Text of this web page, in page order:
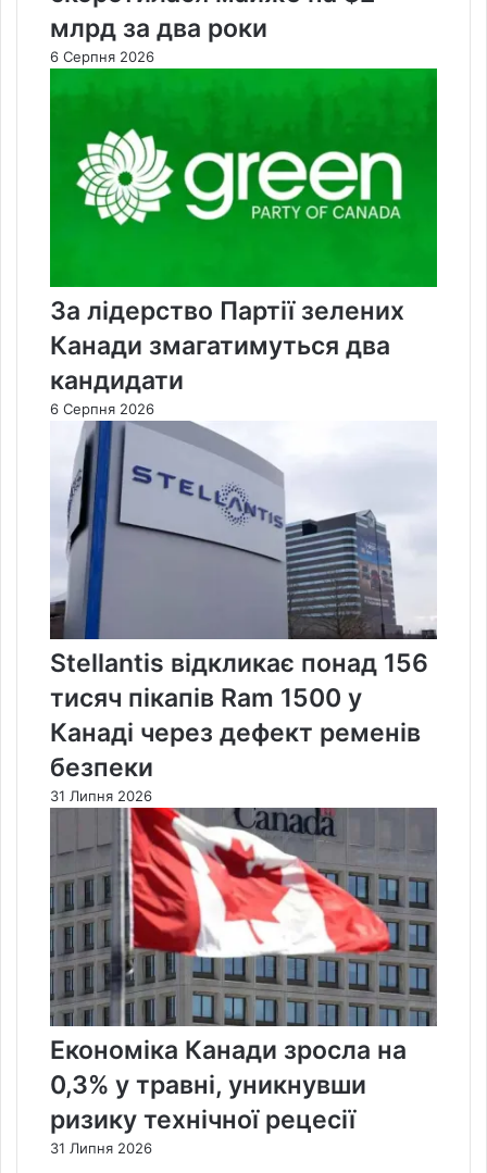
млрд за два роки
6 Серпня 2026
За лідерство Партії зелених
Канади змагатимуться два
кандидати
6 Серпня 2026
Stellantis відкликає понад 156
тисяч пікапів Ram 1500 у
Канаді через дефект ременів
безпеки
31 Липня 2026
Економіка Канади зросла на
0,3% у травні, уникнувши
ризику технічної рецесії
31 Липня 2026